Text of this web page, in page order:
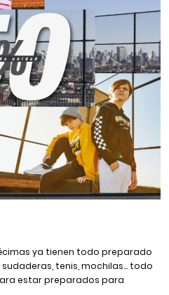
ya tienen todo preparado
tenis, mochilas… todo
estar preparados para